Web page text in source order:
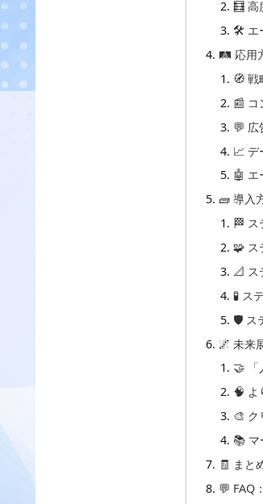
🧮 高
🛠 エ
🛤 応用
🧭 戦
📰 コ
💬 広
📈 デ
🤖 エ
🧱 導入
🏁
🧩 ス
📐 ス
🧪 ス
🛡 ス
🌌 未来
🤝 「
🧠 よ
🎨 ク
📚 マ
🧾 まと
💬 FAQ